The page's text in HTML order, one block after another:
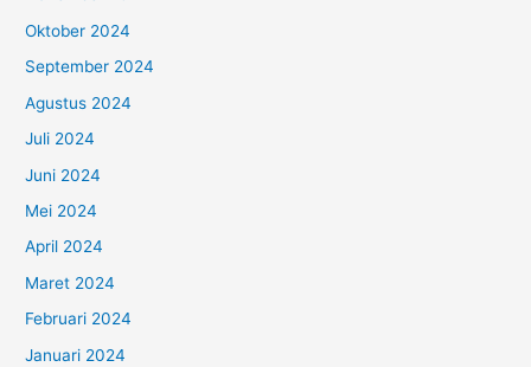
Oktober 2024
September 2024
Agustus 2024
Juli 2024
Juni 2024
Mei 2024
April 2024
Maret 2024
Februari 2024
Januari 2024